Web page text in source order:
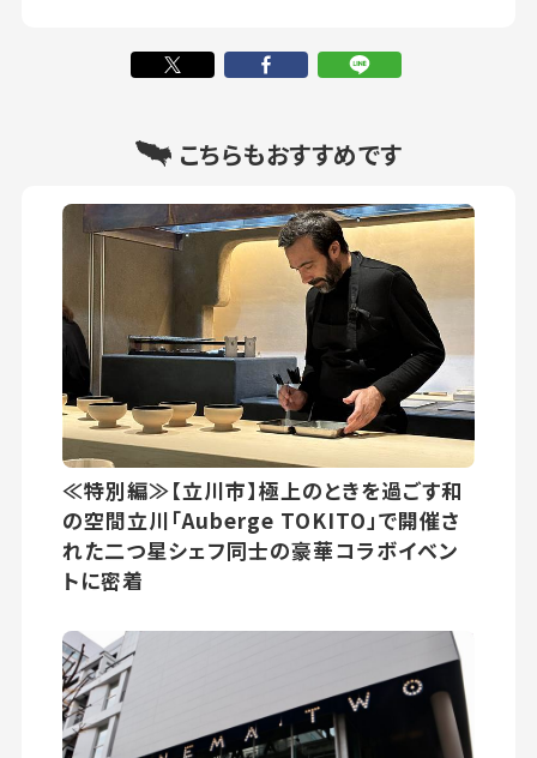
こちらもおすすめです
≪特別編≫【立川市】極上のときを過ごす和
の空間立川「Auberge TOKITO」で開催さ
れた二つ星シェフ同士の豪華コラボイベン
トに密着